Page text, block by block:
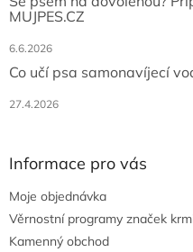
MUJPES.CZ
6.6.2026
Co učí psa samonavíjecí
27.4.2026
Informace pro vás
Moje objednávka
Věrnostní programy značek
Kamenný obchod